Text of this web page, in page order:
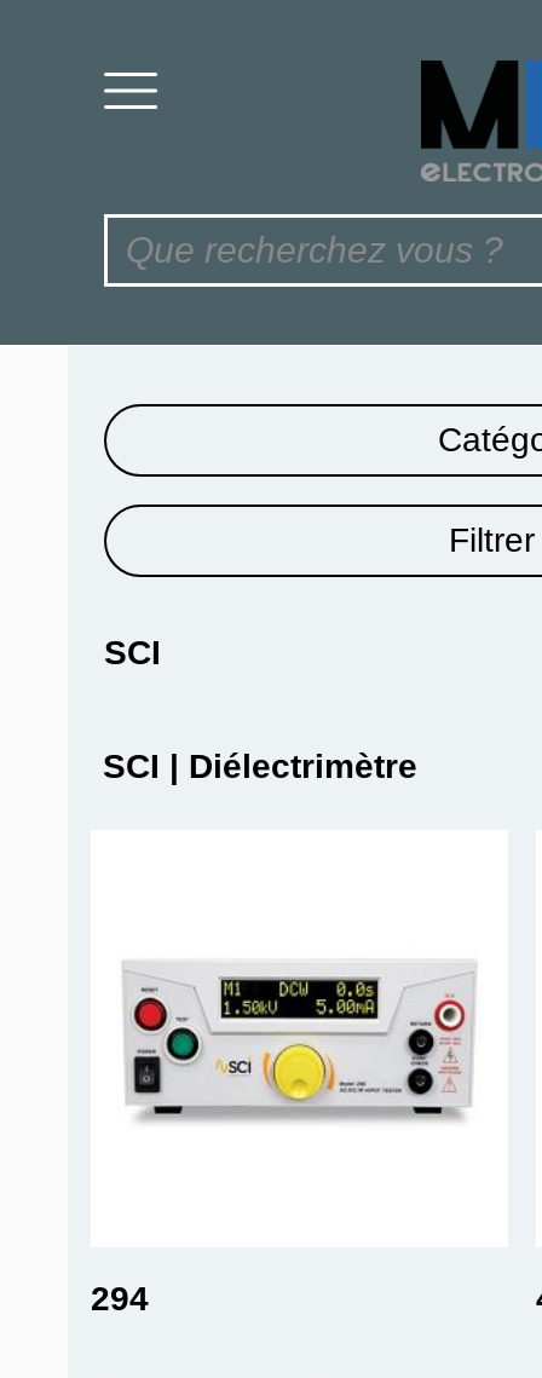
SCI
SCI | Diélectrimètre
294